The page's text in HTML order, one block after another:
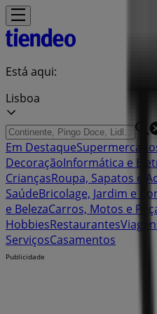
Está aqui:
Lisboa
Em Destaque
DecoraçãoInformática e
CriançasRoupa, Sapatos e
SaúdeBricolage, Jardim e
e BelezaCarros, Motos e
HobbiesRestaurantes
ServiçosCasamentos
Publicidade